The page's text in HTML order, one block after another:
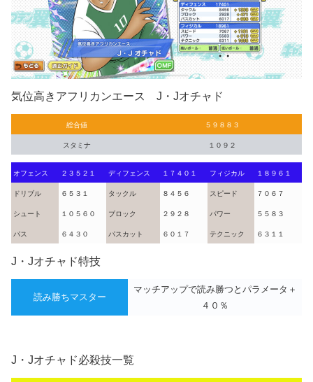
気位高きアフリカンエース J・Jオチャド
総合値 ５９８８３
スタミナ １０９２
オフェンス ２３５２１ ディフェンス １７４０１ フィジカル １８９６１
ドリブル ６５３１ タックル ８４５６ スピード ７０６７
シュート １０５６０ ブロック ２９２８ パワー ５５８３
パス ６４３０ パスカット ６０１７ テクニック ６３１１
J・Jオチャド特技
読み勝ちマスター
マッチアップで読み勝つとパラメータ＋
４０％
J・Jオチャド必殺技一覧